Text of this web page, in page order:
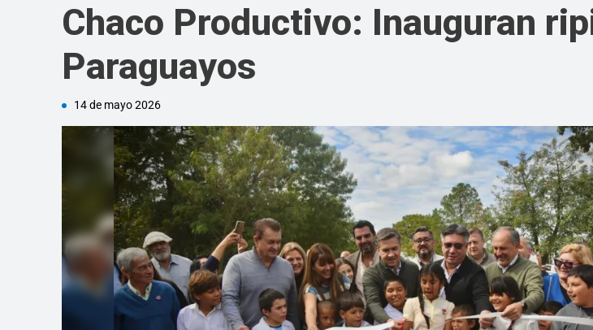
Linea
Chaco Productivo: Inauguran
Paraguayos
14 de mayo 2026